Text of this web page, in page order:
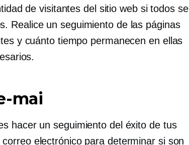
de visitantes del sitio web si todos se
Realice un seguimiento de las páginas
y cuánto tiempo permanecen en ellas
mai
hacer un seguimiento del éxito de tus
electrónico para determinar si son